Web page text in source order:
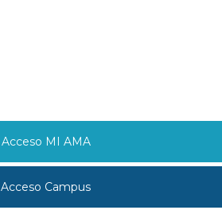
Acceso MI AMA
Acceso Campus